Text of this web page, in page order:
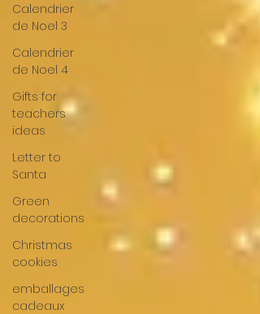
Calendrier
de Noel 3
Calendrier
de Noel 4
Gifts for
teachers
ideas
Letter to
Santa
Green
decorations
Christmas
cookies
emballages
cadeaux